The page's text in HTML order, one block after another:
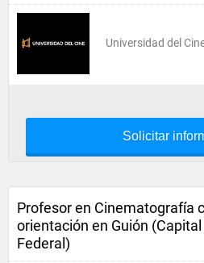
Universidad del
Solicitar
Profesor en Cinematografía
orientación en Guión (Capital
Federal)